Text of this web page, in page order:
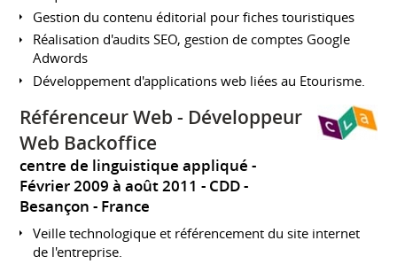
Gestion du contenu éditorial pour fiches touristiques
Réalisation d'audits SEO, gestion de comptes Google
Adwords
Développement d'applications web liées au Etourisme.
Référenceur Web - Développeur
Web Backoffice
centre de linguistique appliqué
Février 2009 à août 2011 CDD
Besançon
France
Veille technologique et référencement du site internet
de l'entreprise.